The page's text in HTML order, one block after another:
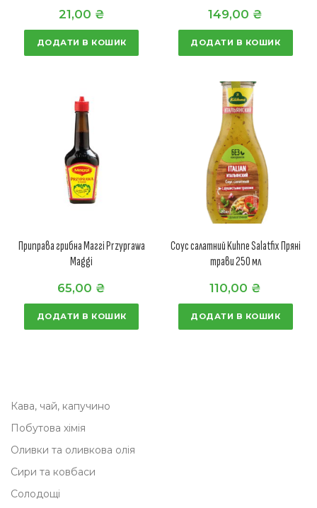
21,00 ₴
ДОДАТИ В КОШИК
149,00 ₴
ДОДАТИ В КОШИК
Приправа грибна Маггі Przyprawa
Maggi
65,00 ₴
ДОДАТИ В КОШИК
Соус салатний Kuhne Salatfix Пряні
трави 250 мл
110,00 ₴
ДОДАТИ В КОШИК
Кава, чай, капучино
Побутова хімія
Оливки та оливкова олія
Сири та ковбаси
Солодощі